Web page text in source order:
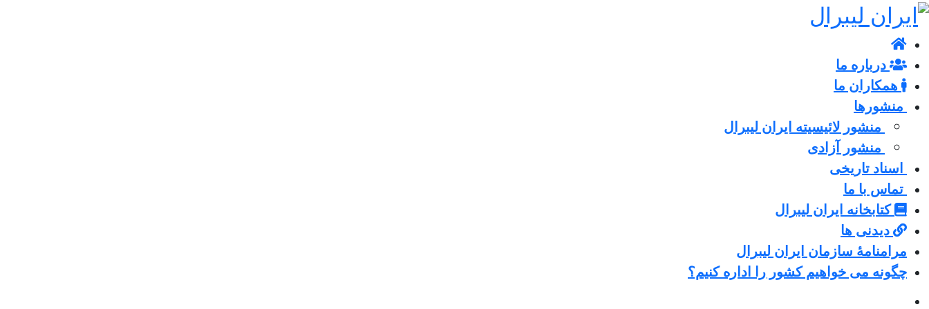
درباره ما
همکاران ما
منشورها
منشور لائیسیته ایران لیبرال
منشور آزادی
اسناد تاریخی
تماس با ما
کتابخانه ایران لیبرال
دیدنی ها
مرامنامۀ سازمان ایران لیبرال
چگونه می خواهیم کشور را اداره کنیم؟